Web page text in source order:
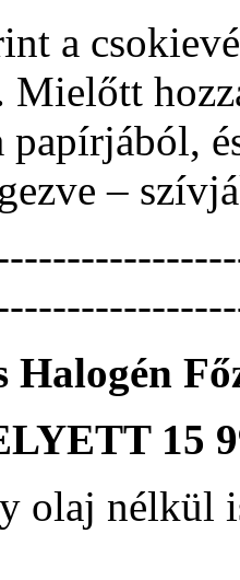
a
papírjából,
–
Halogén
15
olaj nélkül